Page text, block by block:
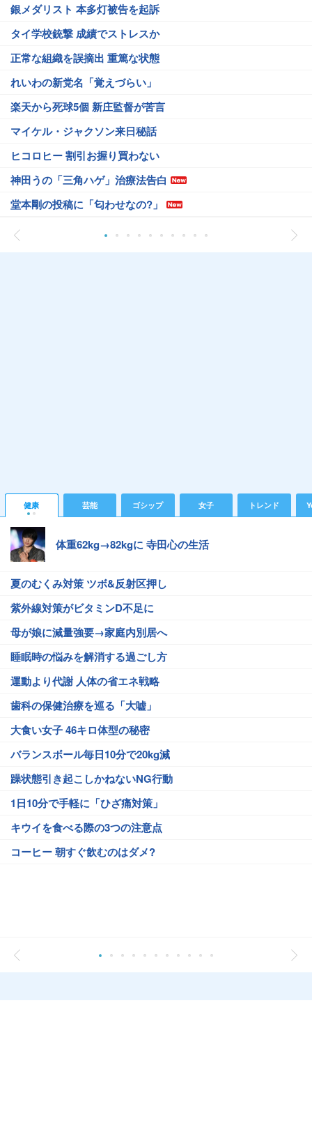
銀メダリスト 本多灯被告を起訴
タイ学校銃撃 成績でストレスか
正常な組織を誤摘出 重篤な状態
れいわの新党名「覚えづらい」
楽天から死球5個 新庄監督が苦言
マイケル・ジャクソン来日秘話
ヒコロヒー 割引お握り買わない
神田うの「三角ハゲ」治療法告白
堂本剛の投稿に「匂わせなの?」
健康 芸能 ゴシップ 女子 トレンド
体重62kg→82kgに 寺田心の生活
夏のむくみ対策 ツボ&反射区押し
紫外線対策がビタミンD不足に
母が娘に減量強要→家庭内別居へ
睡眠時の悩みを解消する過ごし方
運動より代謝 人体の省エネ戦略
歯科の保健治療を巡る「大嘘」
大食い女子 46キロ体型の秘密
バランスボール毎日10分で20kg減
躁状態引き起こしかねないNG行動
1日10分で手軽に「ひざ痛対策」
キウイを食べる際の3つの注意点
コーヒー 朝すぐ飲むのはダメ?